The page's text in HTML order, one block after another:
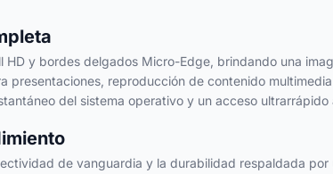
y bordes delgados Micro-Edge, brindando una
reproducción de contenido
del sistema operativo y un acceso
de vanguardia y la durabilidad respaldada